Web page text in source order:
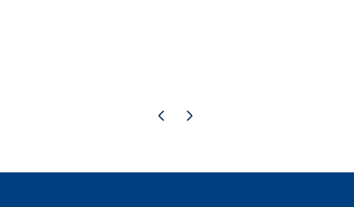
Pagina precedente
Pagina successiva